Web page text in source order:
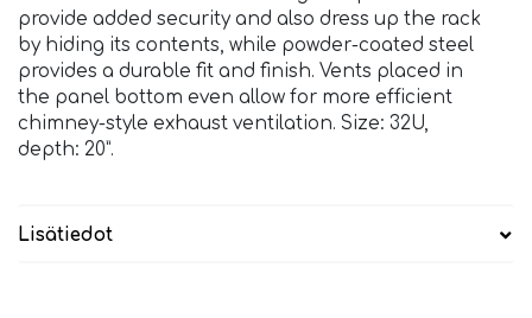
provide added security and also dress up the rack
by hiding its contents, while powder-coated steel
provides a durable fit and finish. Vents placed in
the panel bottom even allow for more efficient
chimney-style exhaust ventilation. Size: 32U,
depth: 20”.
Lisätiedot